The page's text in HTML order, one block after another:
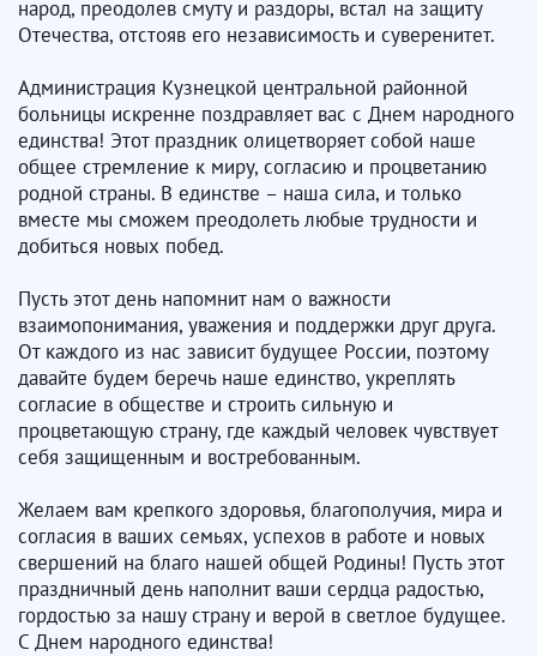
народ, преодолев смуту и раздоры, встал на защиту
Отечества, отстояв его независимость и суверенитет.
Администрация Кузнецкой центральной районной
больницы искренне поздравляет вас с Днем народного
единства! Этот праздник олицетворяет собой наше
общее стремление к миру, согласию и процветанию
родной страны. В единстве – наша сила, и только
вместе мы сможем преодолеть любые трудности и
добиться новых побед.
Пусть этот день напомнит нам о важности
взаимопонимания, уважения и поддержки друг друга.
От каждого из нас зависит будущее России, поэтому
давайте будем беречь наше единство, укреплять
согласие в обществе и строить сильную и
процветающую страну, где каждый человек чувствует
себя защищенным и востребованным.
Желаем вам крепкого здоровья, благополучия, мира и
согласия в ваших семьях, успехов в работе и новых
свершений на благо нашей общей Родины! Пусть этот
праздничный день наполнит ваши сердца радостью,
гордостью за нашу страну и верой в светлое будущее.
С Днем народного единства!